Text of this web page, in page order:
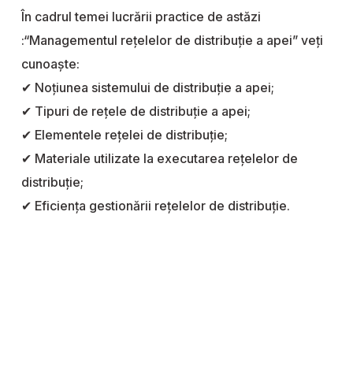
În cadrul temei lucrării practice de astăzi
:“Managementul rețelelor de distribuție a apei” veți
cunoaște:
✔ Noțiunea sistemului de distribuție a apei;
✔ Tipuri de rețele de distribuție a apei;
✔ Elementele rețelei de distribuție;
✔ Materiale utilizate la executarea rețelelor de
distribuție;
✔ Eficiența gestionării rețelelor de distribuție.